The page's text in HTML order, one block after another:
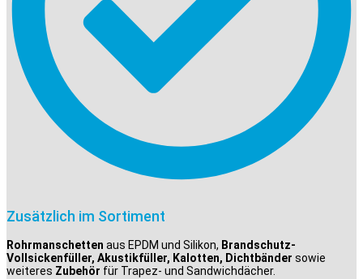
Zusätzlich im Sortiment
Rohrmanschetten aus EPDM und Silikon, Brandschutz-
Vollsickenfüller, Akustikfüller, Kalotten, Dichtbänder sowie
weiteres Zubehör für Trapez- und Sandwichdächer.